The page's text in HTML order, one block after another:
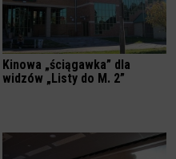
Kinowa „ściągawka” dla
widzów „Listy do M. 2”